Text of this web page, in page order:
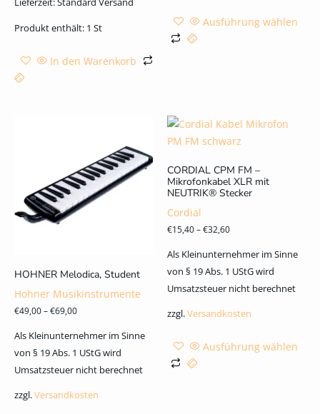
Lieferzeit:Standard Versand
Produkt enthält: 1 St
In den Warenkorb
Ausführung wählen
HOHNER Melodica, Student
Hohner Musikinstrumente
€49,00–€69,00
Als Kleinunternehmer im Sinne
von § 19 Abs. 1 UStG wird
Umsatzsteuer nicht berechnet
zzgl.Versandkosten
CORDIAL CPM FM –
Mikrofonkabel XLR mit
NEUTRIK® Stecker
Cordial
€15,40–€32,60
Als Kleinunternehmer im Sinne
von § 19 Abs. 1 UStG wird
Umsatzsteuer nicht berechnet
zzgl.Versandkosten
Ausführung wählen